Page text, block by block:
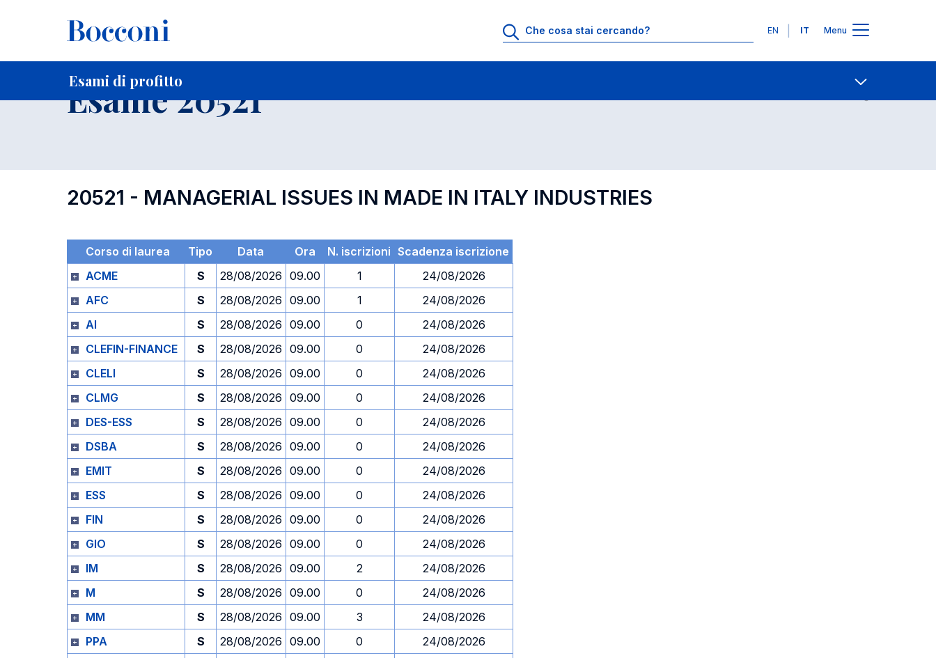
Lingue
EN IT Menu
Esami di profitto
Home Per studenti iscritti Contatti
Esame 20521
20521 - MANAGERIAL ISSUES IN MADE IN ITALY INDUSTRIES
Corso di laurea Tipo Data Ora N. iscrizioni Scadenza iscrizione
ACME
S 28/08/2026 09.00 1
24/08/2026
AFC
S 28/08/2026 09.00 1
24/08/2026
AI
S 28/08/2026 09.00 0
24/08/2026
CLEFIN-FINANCE
S 28/08/2026 09.00 0
24/08/2026
CLELI
S 28/08/2026 09.00 0
24/08/2026
CLMG
S 28/08/2026 09.00 0
24/08/2026
DES-ESS
S 28/08/2026 09.00 0
24/08/2026
DSBA
S 28/08/2026 09.00 0
24/08/2026
EMIT
S 28/08/2026 09.00 0
24/08/2026
ESS
S 28/08/2026 09.00 0
24/08/2026
FIN
S 28/08/2026 09.00 0
24/08/2026
GIO
S 28/08/2026 09.00 0
24/08/2026
IM
S 28/08/2026 09.00 2
24/08/2026
M
S 28/08/2026 09.00 0
24/08/2026
MM
S 28/08/2026 09.00 3
24/08/2026
PPA
S 28/08/2026 09.00 0
24/08/2026